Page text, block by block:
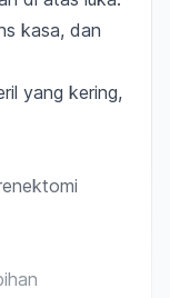
kasa, dan
yang kering,